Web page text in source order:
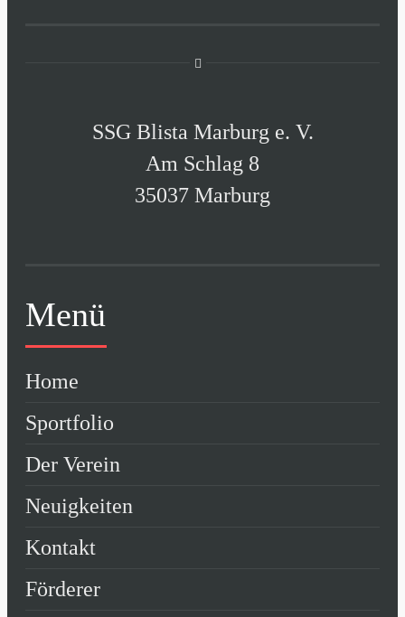
SSG Blista Marburg e. V.
Am Schlag 8
35037 Marburg
Menü
Home
Sportfolio
Der Verein
Neuigkeiten
Kontakt
Förderer